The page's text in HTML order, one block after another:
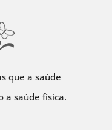
que a saúde
saúde física.